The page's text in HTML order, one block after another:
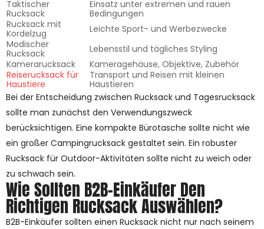
Taktischer
Rucksack
Einsatz unter extremen und rauen
Bedingungen
Rucksack mit
Kordelzug
Leichte Sport- und Werbezwecke
Modischer
Rucksack
Lebensstil und tägliches Styling
Kamerarucksack
Kameragehäuse, Objektive, Zubehör
Reiserucksack für
Haustiere
Transport und Reisen mit kleinen
Haustieren
Bei der Entscheidung zwischen Rucksack und Tagesrucksack
sollte man zunächst den Verwendungszweck
berücksichtigen. Eine kompakte Bürotasche sollte nicht wie
ein großer Campingrucksack gestaltet sein. Ein robuster
Rucksack für Outdoor-Aktivitäten sollte nicht zu weich oder
zu schwach sein.
Wie Sollten B2B-Einkäufer Den
Richtigen Rucksack Auswählen?
B2B-Einkäufer sollten einen Rucksack nicht nur nach seinem